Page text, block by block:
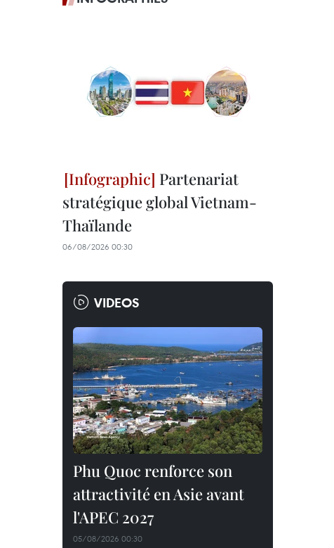
Partenariat
stratégique global Vietnam-
Thaïlande
06/08/2026 00:30
VIDEOS
Phu Quoc renforce son
attractivité en Asie avant
l'APEC 2027
05/08/2026 00:30